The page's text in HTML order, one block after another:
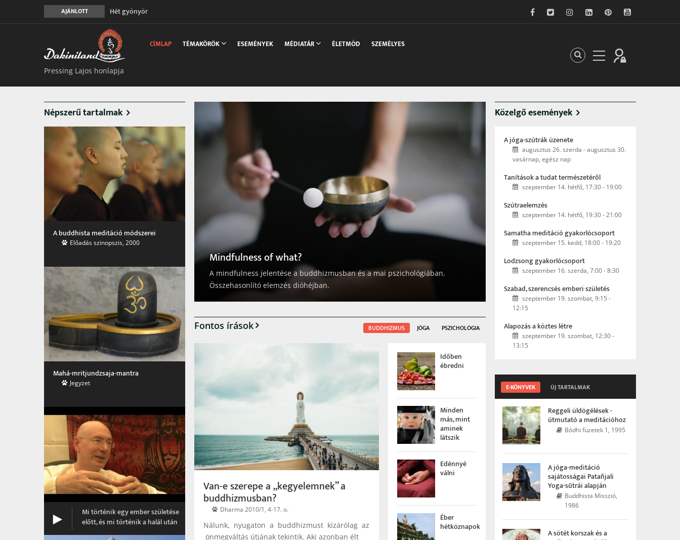
AJÁNLOTT
Hét gyönyör
Meghalni teljesen biztonságos
Minden más, mint aminek látszik
Vég nélküli leborulás
Pressing Lajos honlapja
navigation
CÍMLAP TÉMAKÖRÖK ESEMÉNYEK MÉDIATÁR ÉLETMÓD SZEMÉLYES
buddhizmusban és a mai pszichológiában.
Időben ébredni
Az idő mibenléte ősidők óta foglalkoztatja a gondolkodókat, de a mai
világban a mindennapi életünknek is egyik kulcskérdése. Ez a fontos írás
áttekinti a buddhista hagyomány időre vonatkozó legfontosabb tanításait.
A sötét korszak és a szellemi
tükrében
elválaszthatatlan világosság és sötétség
a keleti spirituális hagyomány, ezen belül is
segítettek föltárni a szellemi vakság természetét.
Fontos írások BUDDHIZMUS JÓGA PSZICHOLÓGIA
Van-e szerepe a „kegyelem­nek” a
buddhiz­musban?
Dharma 2010/1, 4-17. o.
Nálunk, nyugaton a buddhizmust kizárólag az
önmegváltás útjának tekintik. Aki azonban élt
Időben
ébredni
Minden
más, mint
aminek
látszik
Edénnyé
válni
Éber
hétköznapok
Népszerű tartalmak
A buddhista meditáció módszerei
Előadás szinopszis, 2000
Mahá-mritjundzsaja-mantra
Jegyzet
Mi történik egy ember születése
előtt, és mi történik a halál után
Közelgő események
A jóga-szútrák üzenete
augusztus 26. szerda -augusztus 30.
vasárnap, egész nap
Tanítások a tudat természetéről
szeptember 14. hétfő, 17:30- 19:00
Szútraelemzés
szeptember 14. hétfő, 19:30-21:00
Samatha meditáció gyakorlócsoport
szeptember 15. kedd, 18:00- 19:20
Lodzsong gyakorlócsoport
szeptember 16. szerda, 7:00-8:30
Szabad, szerencsés emberi születés
szeptember 19. szombat, 9:15 -
12:15
Alapozás a köztes létre
szeptember 19. szombat, 12:30-
13:15
E-KÖNYVEK ÚJ TARTALMAK
Reggeli üldögélések -
útmutató a meditációhoz
Bódhi füzetek 1, 1995
A jóga-meditáció
sajátosságai Patañjali
Yoga-sūtrái alapján
Buddhista Misszió,
1986
A sötét korszak és a